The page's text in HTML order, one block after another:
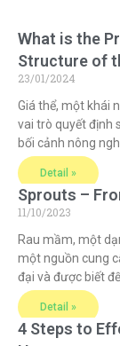
What is the
Structure of
23/01/2024
Giá thể, một khái
vai trò quyết định
bối cảnh nông
và cách áp dụng
Detail »
Sprouts –
11/10/2023
Rau mầm, một
một nguồn cung
đại và được biết
microgreens,
của một bữa ăn
Detail »
4 Steps to